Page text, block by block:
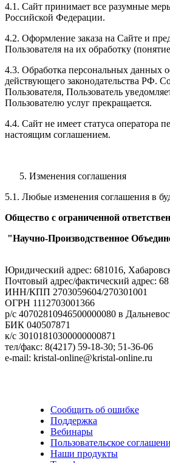
4.1. Сайт принимает все разумные
Российской Федерации.
4.2. Оформление заказа на Сайте и
Пользователя на их обработку
4.3. Обработка персональных данных
действующего законодательства РФ.
Пользователя, Пользователь
Пользователю услуг прекращается.
4.4. Сайт не имеет статуса оператора
настоящим соглашением.
Изменения соглашения
5.1. Любые изменения соглашения в
Общество с ограниченной
"Научно-Производственное
Юридический адрес: 681016,
Почтовый адрес/фактический адрес:
ИНН/КПП 2703059604/270301001
ОГРН 1112703001366
р/с 40702810946500000080 в
БИК 040507871
к/с 30101810300000000871
тел/факс: 8(4217) 59-18-30; 51-36-06
e-mail: kristal-online@kristal-online.ru
Сообщить об ошибке
Поддержка
Вебинары
Пользовательское
Наши продукты